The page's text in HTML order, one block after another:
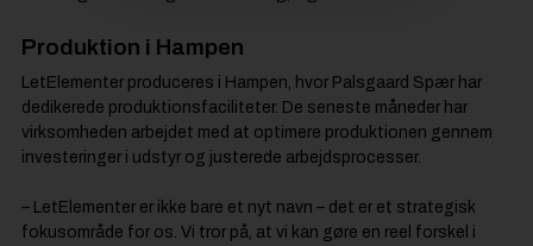
Produktion i Hampen
LetElementer produceres i Hampen, hvor Palsgaard Spær har
dedikerede produktionsfaciliteter. De seneste måneder har
virksomheden arbejdet med at optimere produktionen gennem
investeringer i udstyr og justerede arbejdsprocesser.
– LetElementer er ikke bare et nyt navn – det er et strategisk
fokusområde for os. Vi tror på, at vi kan gøre en reel forskel i